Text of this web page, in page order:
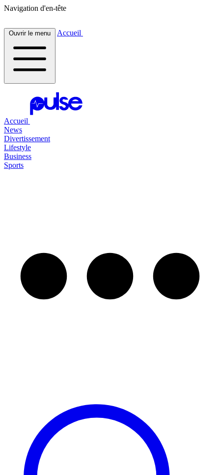
Navigation d'en-tête
Ouvrir le menu Accueil
Accueil
News
Divertissement
Lifestyle
Business
Sports